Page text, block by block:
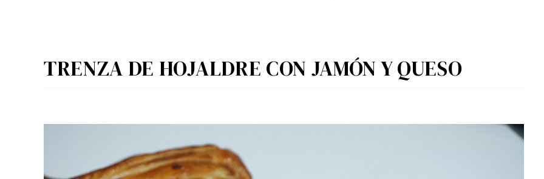
TRENZA DE HOJALDRE CON JAMÓN Y QUESO